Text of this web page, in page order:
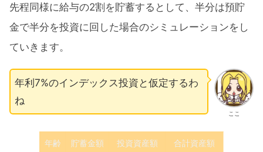
先程同様に給与の2割を貯蓄するとして、半分は預貯
金で半分を投資に回した場合のシミュレーションをし
ていきます。
ここ
年利7%のインデックス投資と仮定するわ
ね
年齢 貯蓄金額 投資資産額 合計資産額